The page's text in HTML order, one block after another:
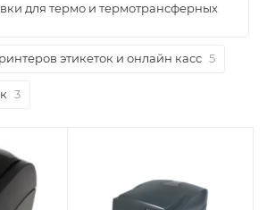
для термо и термотрансферных
этикеток и онлайн касс 5
3